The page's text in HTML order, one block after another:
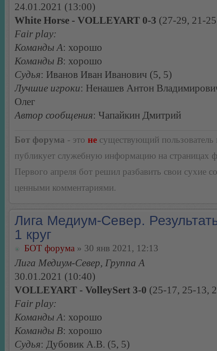
24.01.2021 (13:00)
White Horse - VOLLEYART 0-3 (27-29, 21-
Fair play:
Команды А: хорошо
Команды В: хорошо
Судья: Иванов Иван Иванович (5, 5)
Лучшие игроки: Ненашев Антон
Олег
Автор сообщения: Чапайкин Дмитрий
Бот форума - это не существующий пользователь
публикует служебную информацию на страницах
Первого апреля бот решил разбавить свои сухие
ценными комментариями.
Лига Медиум-Север.
1 круг
БОТ форума » 30 янв 2021, 12:13
Лига Медиум-Север, Группа А
30.01.2021 (10:40)
VOLLEYART - VolleySert 3-0 (25-17, 25-13,
Fair play:
Команды А: хорошо
Команды В: хорошо
Судья: Дубовик А.В. (5, 5)